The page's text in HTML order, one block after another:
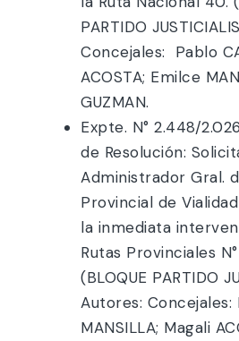
PARTIDO
Concejales: Pablo
ACOSTA; Emilce
GUZMAN.
Expte. N° 2.448/
de Resolución:
Administrador Gral.
Provincial de
la inmediata
Rutas Provinciales N°
(BLOQUE PARTIDO
Autores: Concejales:
MANSILLA; Magali